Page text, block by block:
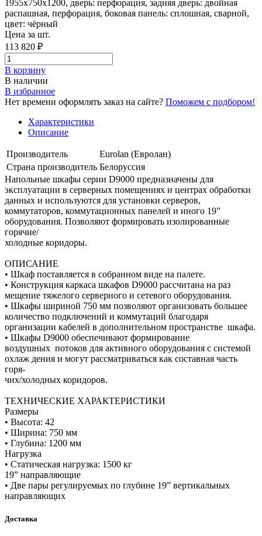
Цена за шт.
113 820 ₽
В корзинy
В наличии
В избранное
Нет времени оформлять заказ на сайте? Поможем с подбором!
Характеристики
Описание
Производитель
Eurolan (Евролан)
Страна производитель Белоруссия
Напольные шкафы серии D9000 предназначены для
эксплуатации в серверных помещениях и центрах обработки
данных и используются для установки серверов,
коммутаторов, коммутационных панелей и иного 19”
оборудования. Позволяют формировать изолированные
горячие/
холодные коридоры.
ОПИСАНИЕ
• Шкаф поставляется в собранном виде на палете.
• Конструкция каркаса шкафов D9000 рассчитана на раз
мещение тяжелого серверного и сетевого оборудования.
• Шкафы шириной 750 мм позволяют организовать большее
количество подключений и коммутаций благодаря
организации кабелей в дополнительном пространстве шкафа.
• Шкафы D9000 обеспечивают формирование
воздушных потоков для активного оборудования с системой
охлаж дения и могут рассматриваться как составная часть
горя-
чих/холодных коридоров.
ТЕХНИЧЕСКИЕ ХАРАКТЕРИСТИКИ
Размеры
• Высота: 42
• Ширина: 750 мм
• Глубина: 1200 мм
Нагрузка
• Статическая нагрузка: 1500 кг
19” направляющие
• Две пары регулируемых по глубине 19” вертикальных
направляющих
Доставка